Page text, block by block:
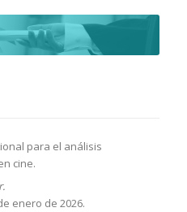
para el análisis
cine.
enero de 2026.